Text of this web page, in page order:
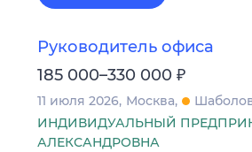
Руководитель офиса
185 000–330 000 ₽
11 июля 2026 Москва
ИНДИВИДУАЛЬНЫЙ
АЛЕКСАНДРОВНА